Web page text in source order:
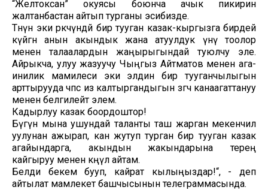
“Желтоксан” окуясы боюнча ачык пикирин
жалтанбастан айтып турганы эсибизде.
Төөнүн эки өркөчүндөй бир тууган казак-кыргызга бирдей
күйгөн анын акындык жана атуулдук үнү тоолор
менен талаалардын жаңырыгындай туюлчу эле.
Айрыкча, улуу жазуучу Чыңгыз Айтматов менен ага-
инилик мамилеси эки элдин бир тууганчылыгын
арттырууда өчпөс из калтыргандыгын өзгөчө канаагаттануу
менен белгилейт элем.
Кадырлуу казак боордоштор!
Бүгүн мына ушундай таланты таш жарган мекенчил
уулунан ажырап, кан жутуп турган бир тууган казак
агайындарга, акындын жакындарына терең
кайгыруу менен көңүл айтам.
Белди бекем бууп, кайрат кылыңыздар!“, - деп
айтылат мамлекет башчысынын телеграммасында.